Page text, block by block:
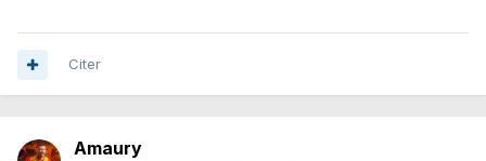
Citer
Amaury